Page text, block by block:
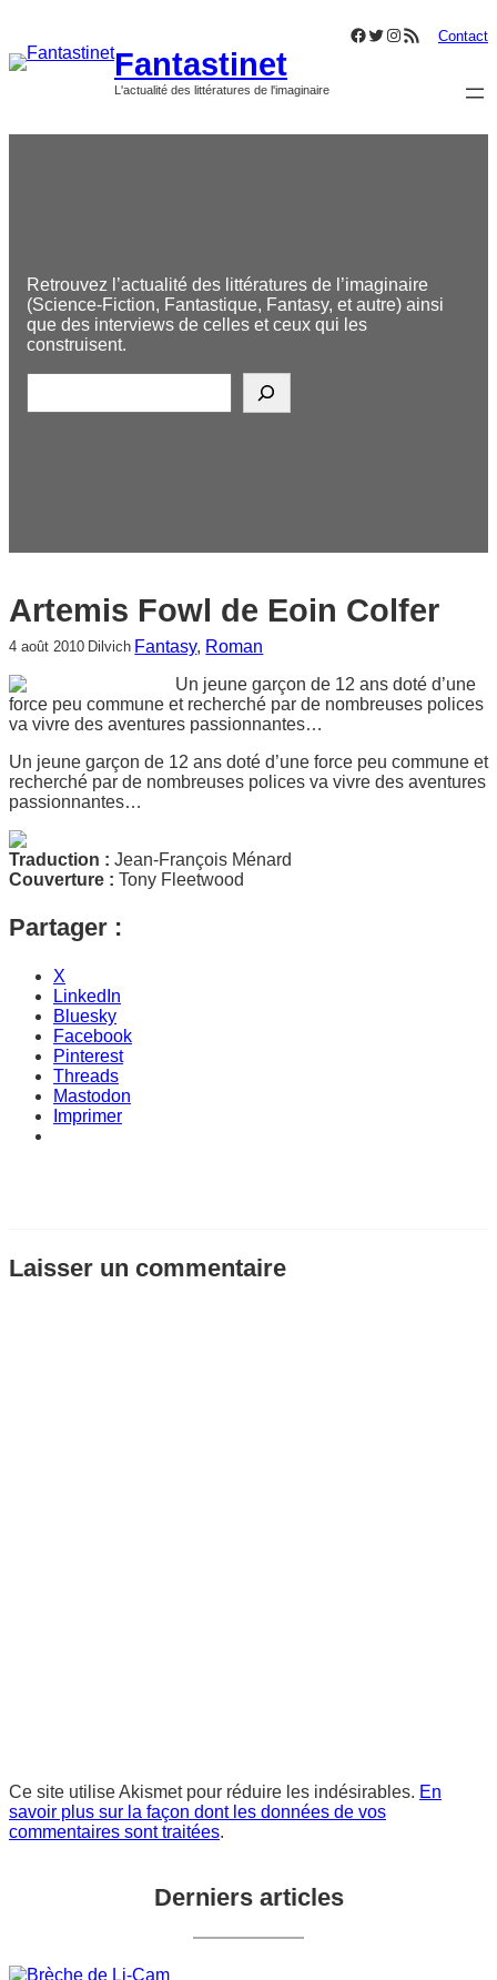
contenu
Fantastinet
L'actualité des littératures de l'imaginaire
Facebook
Twitter
Instagram
Flux RSSContact
Retrouvez l’actualité des littératures de l’imaginaire
(Science-Fiction, Fantastique, Fantasy, et autre) ainsi
que des interviews de celles et ceux qui les
construisent.
Artemis Fowl de Eoin Colfer
4 août 2010 Dilvich Fantasy, Roman
Un jeune garçon de 12 ans doté d’une
force peu commune et recherché par de nombreuses polices
va vivre des aventures passionnantes…
Un jeune garçon de 12 ans doté d’une force peu commune et
recherché par de nombreuses polices va vivre des aventures
passionnantes…
Traduction : Jean-François Ménard
Couverture : Tony Fleetwood
Partager :
X
LinkedIn
Bluesky
Facebook
Pinterest
Threads
Mastodon
Imprimer
Laisser un commentaire
Ce site utilise Akismet pour réduire les indésirables. En
savoir plus sur la façon dont les données de vos
commentaires sont traitées.
Derniers articles